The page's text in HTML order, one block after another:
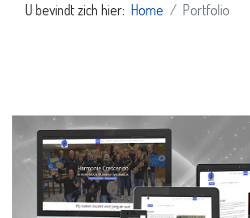
U bevindt zich hier: Home Portfolio